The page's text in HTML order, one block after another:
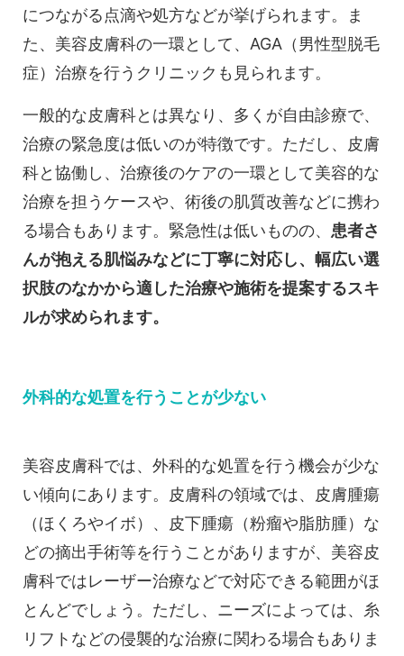
につながる点滴や処方などが挙げられます。ま
た、美容皮膚科の一環として、AGA（男性型脱毛
症）治療を行うクリニックも見られます。
一般的な皮膚科とは異なり、多くが自由診療で、
治療の緊急度は低いのが特徴です。ただし、皮膚
科と協働し、治療後のケアの一環として美容的な
治療を担うケースや、術後の肌質改善などに携わ
る場合もあります。緊急性は低いものの、 患者さ
んが抱える肌悩みなどに丁寧に対応し、幅広い選
択肢のなかから適した治療や施術を提案するスキ
ルが求められます。
外科的な処置を行うことが少ない
美容皮膚科では、外科的な処置を行う機会が少な
い傾向にあります。皮膚科の領域では、皮膚腫瘍
（ほくろやイボ）、皮下腫瘍（粉瘤や脂肪腫）な
どの摘出手術等を行うことがありますが、美容皮
膚科ではレーザー治療などで対応できる範囲がほ
とんどでしょう。ただし、ニーズによっては、糸
リフトなどの侵襲的な治療に関わる場合もありま